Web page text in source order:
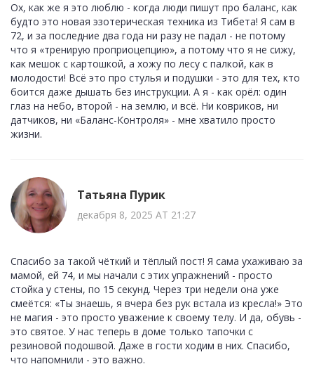
Ох, как же я это люблю - когда люди пишут про баланс, как
будто это новая эзотерическая техника из Тибета! Я сам в
72, и за последние два года ни разу не падал - не потому
что я «тренирую проприоцепцию», а потому что я не сижу,
как мешок с картошкой, а хожу по лесу с палкой, как в
молодости! Всё это про стулья и подушки - это для тех, кто
боится даже дышать без инструкции. А я - как орёл: один
глаз на небо, второй - на землю, и всё. Ни ковриков, ни
датчиков, ни «Баланс-Контроля» - мне хватило просто
жизни.
Татьяна Пурик
декабря 8, 2025 AT 21:27
Спасибо за такой чёткий и тёплый пост! Я сама ухаживаю за
мамой, ей 74, и мы начали с этих упражнений - просто
стойка у стены, по 15 секунд. Через три недели она уже
смеётся: «Ты знаешь, я вчера без рук встала из кресла!» Это
не магия - это просто уважение к своему телу. И да, обувь -
это святое. У нас теперь в доме только тапочки с
резиновой подошвой. Даже в гости ходим в них. Спасибо,
что напомнили - это важно.